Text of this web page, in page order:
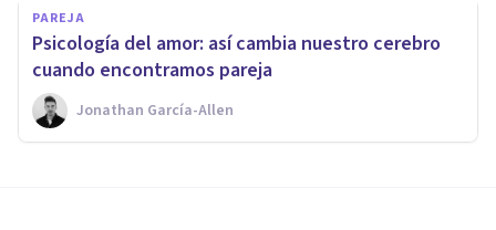
PAREJA
​Psicología del amor: así cambia nuestro cerebro
cuando encontramos pareja
Jonathan García-Allen